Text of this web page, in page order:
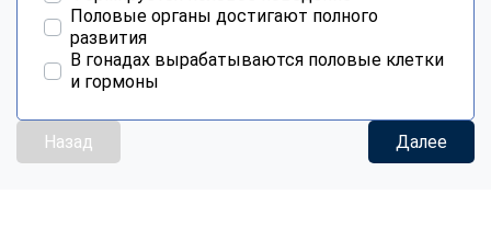
Половые органы достигают полного
развития
В гонадах вырабатываются половые клетки
и гормоны
Назад Далее